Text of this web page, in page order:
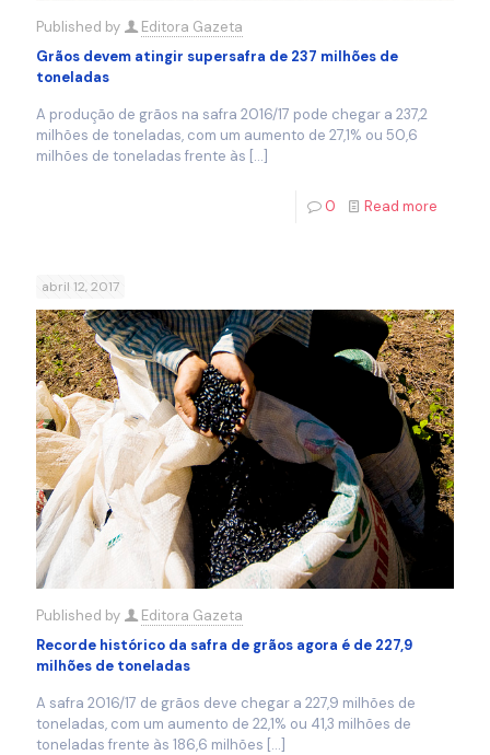
Published by
Editora Gazeta
Grãos devem atingir supersafra de 237 milhões de
toneladas
A produção de grãos na safra 2016/17 pode chegar a 237,2
milhões de toneladas, com um aumento de 27,1% ou 50,6
milhões de toneladas frente às […]
0 Read more
abril 12, 2017
Published by
Editora Gazeta
Recorde histórico da safra de grãos agora é de 227,9
milhões de toneladas
A safra 2016/17 de grãos deve chegar a 227,9 milhões de
toneladas, com um aumento de 22,1% ou 41,3 milhões de
toneladas frente às 186,6 milhões […]